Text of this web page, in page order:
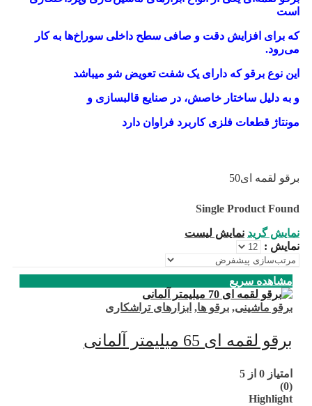
است
که برای افزایش دقت و صافی سطح داخلی سوراخ‌ها به کار
می‌رود.
این نوع برقو که دارای یک شفت تعویض شو میباشد
و به دلیل ساختار خاصش، در صنایع قالبسازی و
مونتاژ قطعات فلزی کاربرد فراوان دارد
برقو لقمه ای50
Single Product Found
نمایش گرید نمایش لیست
نمایش :
مشاهده سریع
برقو ماشینی, برقو ها, ابزارهای تراشکاری
برقو لقمه ای 65 میلیمتر آلمانی
امتیاز 0 از 5
(0)
Highlight